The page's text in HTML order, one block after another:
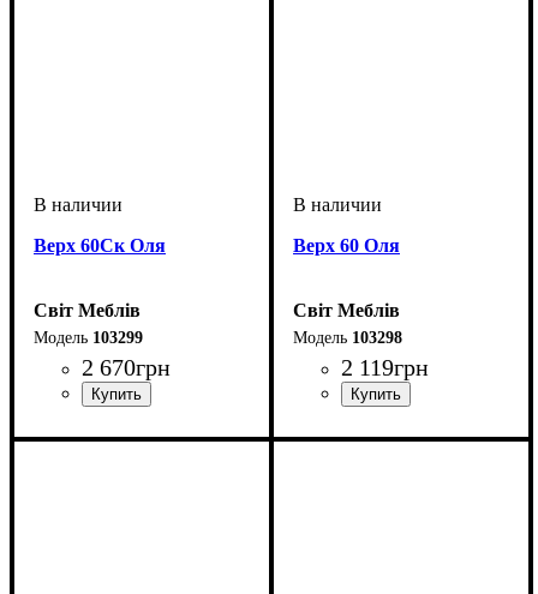
Верх 60Ск Оля
Світ Меблів
103299
2 670грн
Верх 60 Оля
Світ Меблів
103298
2 119грн